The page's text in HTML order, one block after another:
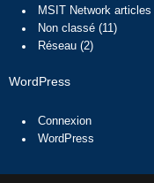
MSIT Network articles
Non classé(11)
Réseau(2)
WordPress
Connexion
WordPress